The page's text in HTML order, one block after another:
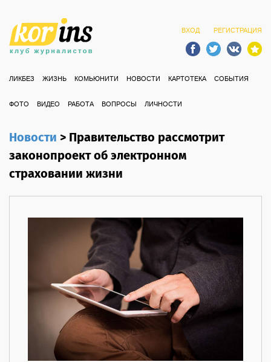
ВХОД РЕГИСТРАЦИЯ
ЛИКБЕЗ ЖИЗНЬ КОМЬЮНИТИ НОВОСТИ КАРТОТЕКА СОБЫТИЯ
ФОТО ВИДЕО РАБОТА ВОПРОСЫ ЛИЧНОСТИ
Новости>Правительство рассмотрит
законопроект об электронном
страховании жизни